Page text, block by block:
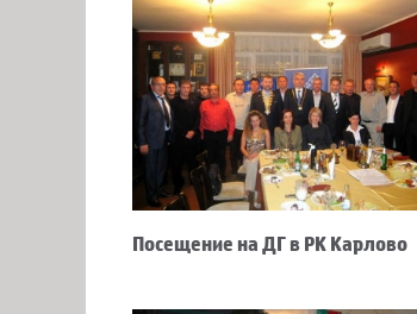
Посещение на ДГ в РК Карлово